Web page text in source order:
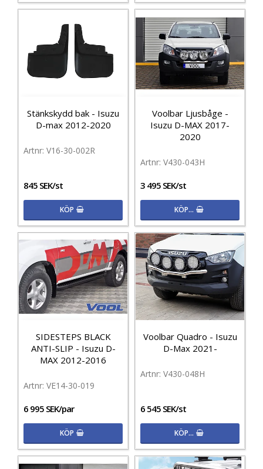
Stänkskydd bak - Isuzu
D-max 2012-2020
V16-30-002R
845 SEK/st
KÖP
Voolbar Ljusbåge -
Isuzu D-MAX 2017-
2020
V430-043H
3 495 SEK/st
KÖP…
SIDESTEPS BLACK
ANTI-SLIP - Isuzu D-
MAX 2012-2016
VE14-30-019
6 995 SEK/par
KÖP
Voolbar Quadro - Isuzu
D-Max 2021-
V430-048H
6 545 SEK/st
KÖP…